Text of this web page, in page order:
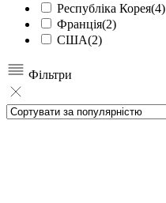
Республіка Корея(4)
Франція(2)
США(2)
Фільтри